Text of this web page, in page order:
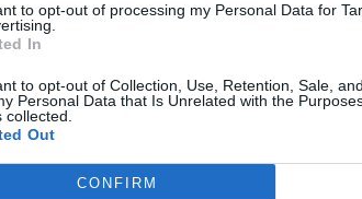
to opt-out of processing my Personal Data for
In
to opt-out of Collection, Use, Retention, Sale,
Personal Data that Is Unrelated with the
collected.
Out
CONFIRM
Íme a
listája